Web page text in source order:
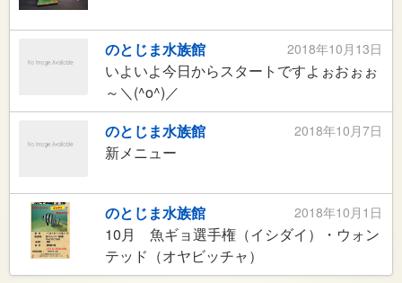
2018年10月13日
のとじま水族館
いよいよ今日からスタートですよぉおぉぉ
～＼(^o^)／
2018年10月7日
のとじま水族館
新メニュー
2018年10月1日
のとじま水族館
10月 魚ギョ選手権（イシダイ）・ウォン
テッド（オヤビッチャ）